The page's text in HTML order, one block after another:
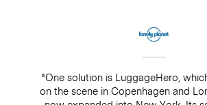
"One solution is LuggageHero,
on the scene in Copenhagen and